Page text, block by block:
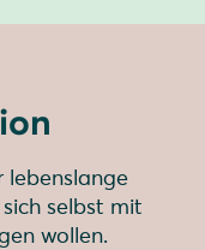
lebenslange
selbst mit
wollen.